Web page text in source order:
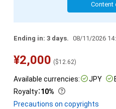
Content
Ending in: 3 days. 08/11/2026
¥2,000 ($12.62)
Available currencies: JPY
Royalty：10%
Precautions on copyrights